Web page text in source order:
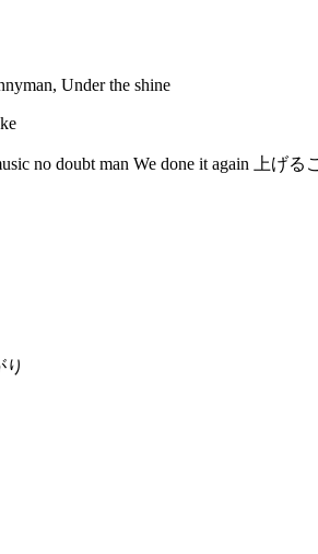
Under the shine
no doubt man We done it again 上げ